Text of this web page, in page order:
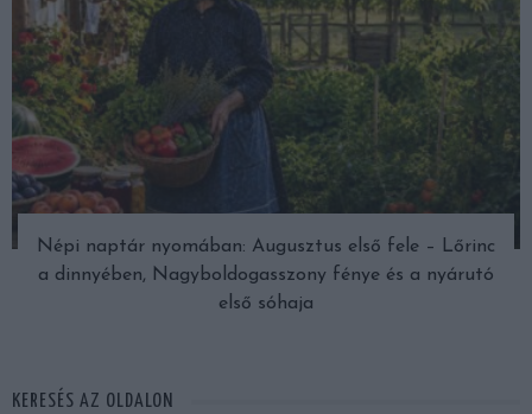
Népi naptár nyomában: Augusztus első fele – Lőrinc
a dinnyében, Nagyboldogasszony fénye és a nyárutó
első sóhaja
KERESÉS AZ OLDALON